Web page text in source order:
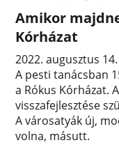
Amikor
Kórházat
2022. augusztus
A pesti tanácsban
a Rókus Kórházat.
visszafejlesztése
A városatyák új,
volna, másutt.